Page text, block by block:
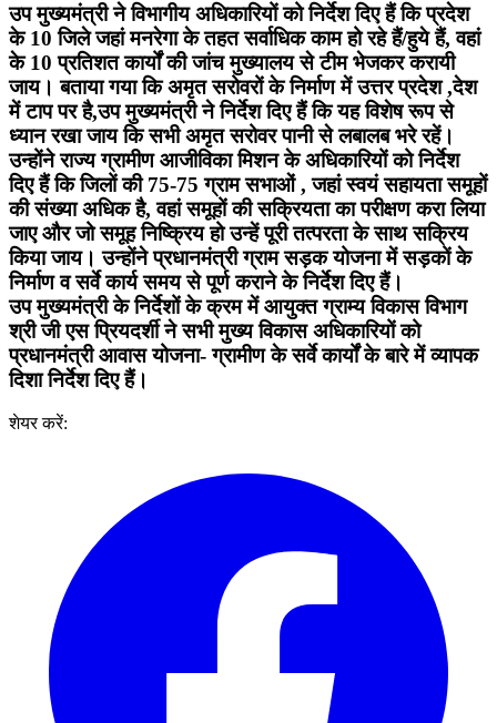
उप मुख्यमंत्री ने विभागीय अधिकारियों को निर्देश दिए हैं कि प्रदेश
के 10 जिले जहां मनरेगा के तहत सर्वाधिक काम हो रहे हैं/हुये हैं, वहां
के 10 प्रतिशत कार्यों की जांच मुख्यालय से टीम भेजकर करायी
जाय। बताया गया कि अमृत सरोवरों के निर्माण में उत्तर प्रदेश ,देश
में टाप पर है,उप मुख्यमंत्री ने निर्देश दिए हैं कि यह विशेष रूप से
ध्यान रखा जाय कि सभी अमृत सरोवर पानी से लबालब भरे रहें।
उन्होंने राज्य ग्रामीण आजीविका मिशन के अधिकारियों को निर्देश
दिए हैं कि जिलों की 75-75 ग्राम सभाओं , जहां स्वयं सहायता समूहों
की संख्या अधिक है, वहां समूहों की सक्रियता का परीक्षण करा लिया
जाए और जो समूह निष्क्रिय हो उन्हें पूरी तत्परता के साथ सक्रिय
किया जाय। उन्होंने प्रधानमंत्री ग्राम सड़क योजना में सड़कों के
निर्माण व सर्वे कार्य समय से पूर्ण कराने के निर्देश दिए हैं।
उप मुख्यमंत्री के निर्देशों के क्रम में आयुक्त ग्राम्य विकास विभाग
श्री जी एस प्रियदर्शी ने सभी मुख्य विकास अधिकारियों को
प्रधानमंत्री आवास योजना- ग्रामीण के सर्वे कार्यों के बारे में व्यापक
दिशा निर्देश दिए हैं।
शेयर करें: